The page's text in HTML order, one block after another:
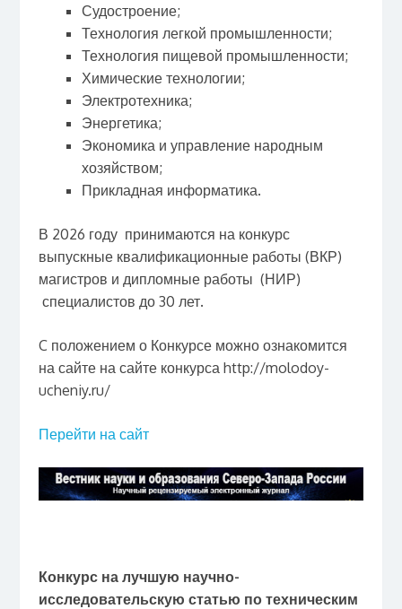
Судостроение;
Технология легкой промышленности;
Технология пищевой промышленности;
Химические технологии;
Электротехника;
Энергетика;
Экономика и управление народным
хозяйством;
Прикладная информатика.
В 2026 году принимаются на конкурс
выпускные квалификационные работы (ВКР)
магистров и дипломные работы (НИР)
специалистов до 30 лет.
C положением о Конкурсе можно ознакомится
на сайте на сайте конкурса http://molodoy-
ucheniy.ru/
Перейти на сайт
Конкурс на лучшую научно-
исследовательскую статью по техническим